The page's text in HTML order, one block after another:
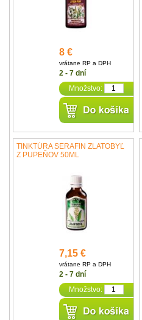
8 €
vrátane RP a DPH
2 - 7 dní
Množstvo:
TINKTÚRA SERAFIN ZLATOBYĽ
Z PUPEŇOV 50ML
7,15 €
vrátane RP a DPH
2 - 7 dní
Množstvo: